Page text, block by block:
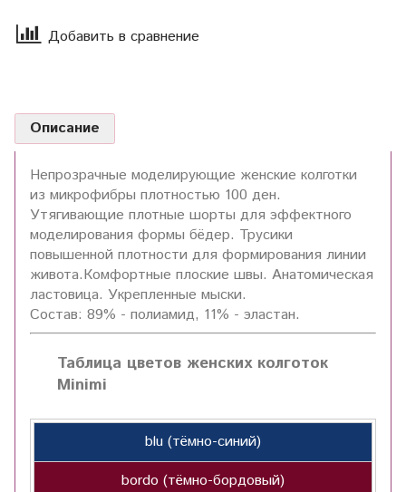
Добавить в сравнение
Описание
Непрозрачные моделирующие женские колготки
из микрофибры плотностью 100 ден.
Утягивающие плотные шорты для эффектного
моделирования формы бёдер. Трусики
повышенной плотности для формирования линии
живота.Комфортные плоские швы. Анатомическая
ластовица. Укрепленные мыски.
Состав: 89% - полиамид, 11% - эластан.
Таблица цветов женских колготок
Minimi
blu (тёмно-синий)
bordo (тёмно-бордовый)